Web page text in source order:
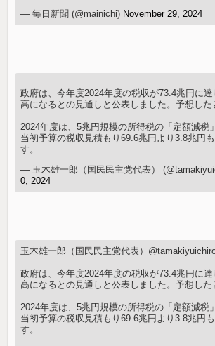
— 毎日新聞 (@mainichi) November 29, 2024
政府は、今年度2024年度の税収が73.4兆円に
高になるとの見通しと公表しました。予想した
2024年度は、5兆円規模の所得税の「定額減税
当初予算の税収見積もり69.6兆円より3.8兆円
す。…
— 玉木雄一郎（国民民主党代表）
0, 2024
玉木雄一郎（国民民主党代表）
政府は、今年度2024年度の税収が73.4兆円に
高になるとの見通しと公表しました。予想した
2024年度は、5兆円規模の所得税の「定額減税
当初予算の税収見積もり69.6兆円より3.8兆円
す。